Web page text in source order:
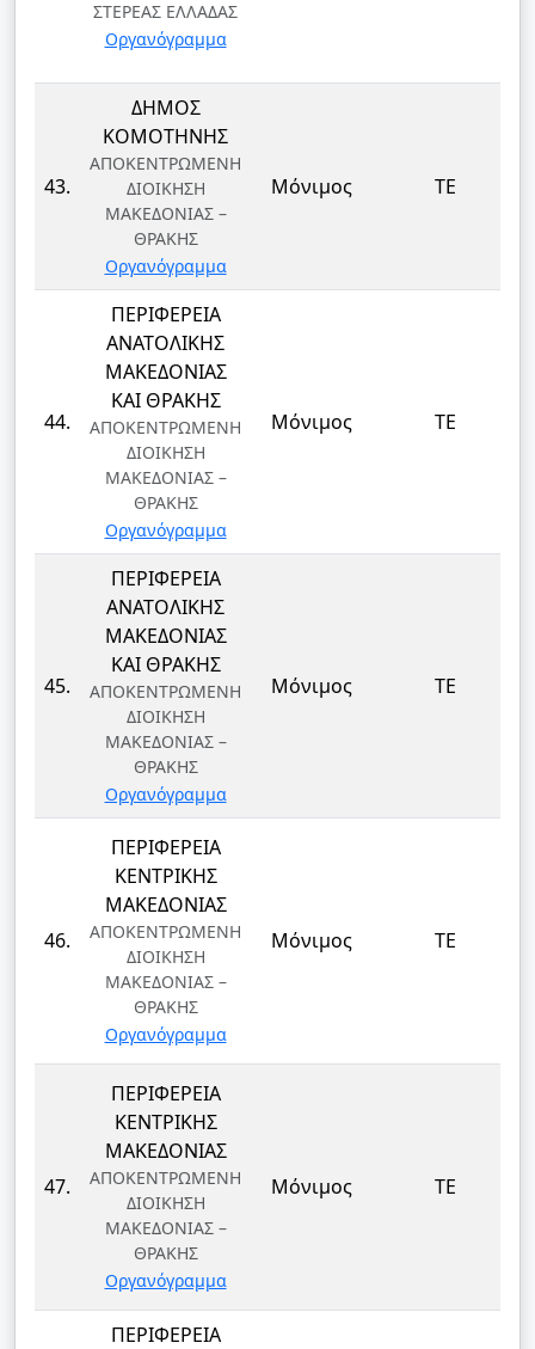
ΣΤΕΡΕΑΣ ΕΛΛΑΔΑΣ
Οργανόγραμμα
43.
ΔΗΜΟΣ
ΚΟΜΟΤΗΝΗΣ
ΑΠΟΚΕΝΤΡΩΜΕΝΗ
ΔΙΟΙΚΗΣΗ
ΜΑΚΕΔΟΝΙΑΣ –
ΘΡΑΚΗΣ
Οργανόγραμμα
Μόνιμος ΤΕ
44.
ΠΕΡΙΦΕΡΕΙΑ
ΑΝΑΤΟΛΙΚΗΣ
ΜΑΚΕΔΟΝΙΑΣ
ΚΑΙ ΘΡΑΚΗΣ
ΑΠΟΚΕΝΤΡΩΜΕΝΗ
ΔΙΟΙΚΗΣΗ
ΜΑΚΕΔΟΝΙΑΣ –
ΘΡΑΚΗΣ
Οργανόγραμμα
Μόνιμος ΤΕ
45.
ΠΕΡΙΦΕΡΕΙΑ
ΑΝΑΤΟΛΙΚΗΣ
ΜΑΚΕΔΟΝΙΑΣ
ΚΑΙ ΘΡΑΚΗΣ
ΑΠΟΚΕΝΤΡΩΜΕΝΗ
ΔΙΟΙΚΗΣΗ
ΜΑΚΕΔΟΝΙΑΣ –
ΘΡΑΚΗΣ
Οργανόγραμμα
Μόνιμος ΤΕ
46.
ΠΕΡΙΦΕΡΕΙΑ
ΚΕΝΤΡΙΚΗΣ
ΜΑΚΕΔΟΝΙΑΣ
ΑΠΟΚΕΝΤΡΩΜΕΝΗ
ΔΙΟΙΚΗΣΗ
ΜΑΚΕΔΟΝΙΑΣ –
ΘΡΑΚΗΣ
Οργανόγραμμα
Μόνιμος ΤΕ
47.
ΠΕΡΙΦΕΡΕΙΑ
ΚΕΝΤΡΙΚΗΣ
ΜΑΚΕΔΟΝΙΑΣ
ΑΠΟΚΕΝΤΡΩΜΕΝΗ
ΔΙΟΙΚΗΣΗ
ΜΑΚΕΔΟΝΙΑΣ –
ΘΡΑΚΗΣ
Οργανόγραμμα
Μόνιμος ΤΕ
ΠΕΡΙΦΕΡΕΙΑ